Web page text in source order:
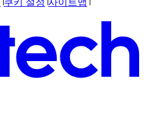
쿠키 설정 사이트맵